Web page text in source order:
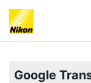
Google